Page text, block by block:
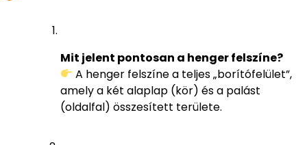
Mit jelent pontosan a henger felszíne?
A henger felszíne a teljes „borítófelület”,
amely a két alaplap (kör) és a palást
(oldalfal) összesített területe.